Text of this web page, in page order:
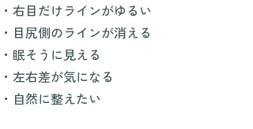
・右目だけラインがゆるい
・目尻側のラインが消える
・眠そうに見える
・左右差が気になる
・自然に整えたい